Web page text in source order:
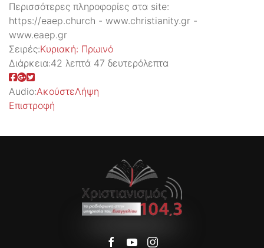
Περισσότερες πληροφορίες στα site:
https://eaep.church - www.christianity.gr -
www.eaep.gr
Σειρές:Kυριακή: Πρωινό
Διάρκεια:42 λεπτά 47 δευτερόλεπτα
Audio:ΑκούστεΛήψη
Επιστροφή